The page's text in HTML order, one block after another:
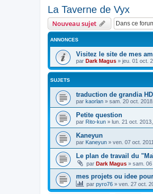
La Taverne de Vyx
Nouveau sujet
ANNONCES
Visitez le site de mes
par Dark Magus » jeu. 01 oct.
SUJETS
traduction de grandia
par kaorlan » sam. 20 oct.
Petite question
par Rito-kun » lun. 21 oct.
Kaneyun
par Kaneyun » ven. 07 oct.
Le plan de travail du
par Dark Magus » sam.
mes projets ou idee
par pyro76 » ven. 27 oct.